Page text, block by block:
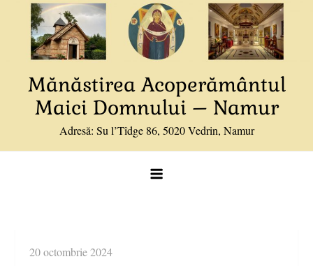
content
Mănăstirea Acoperământul
Maici Domnului – Namur
Adresă: Su l’Tîdge 86, 5020 Vedrin, Namur